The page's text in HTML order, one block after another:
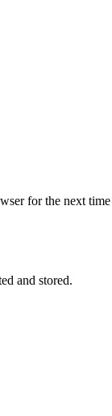
for the next time
and stored.